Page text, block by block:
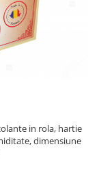
in rola, hartie
dimensiune